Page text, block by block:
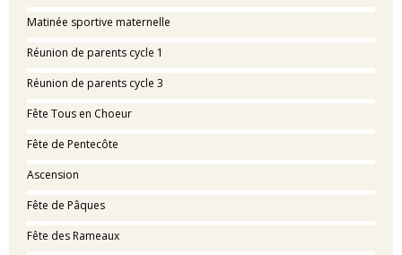
Matinée sportive maternelle
Réunion de parents cycle 1
Réunion de parents cycle 3
Fête Tous en Choeur
Fête de Pentecôte
Ascension
Fête de Pâques
Fête des Rameaux